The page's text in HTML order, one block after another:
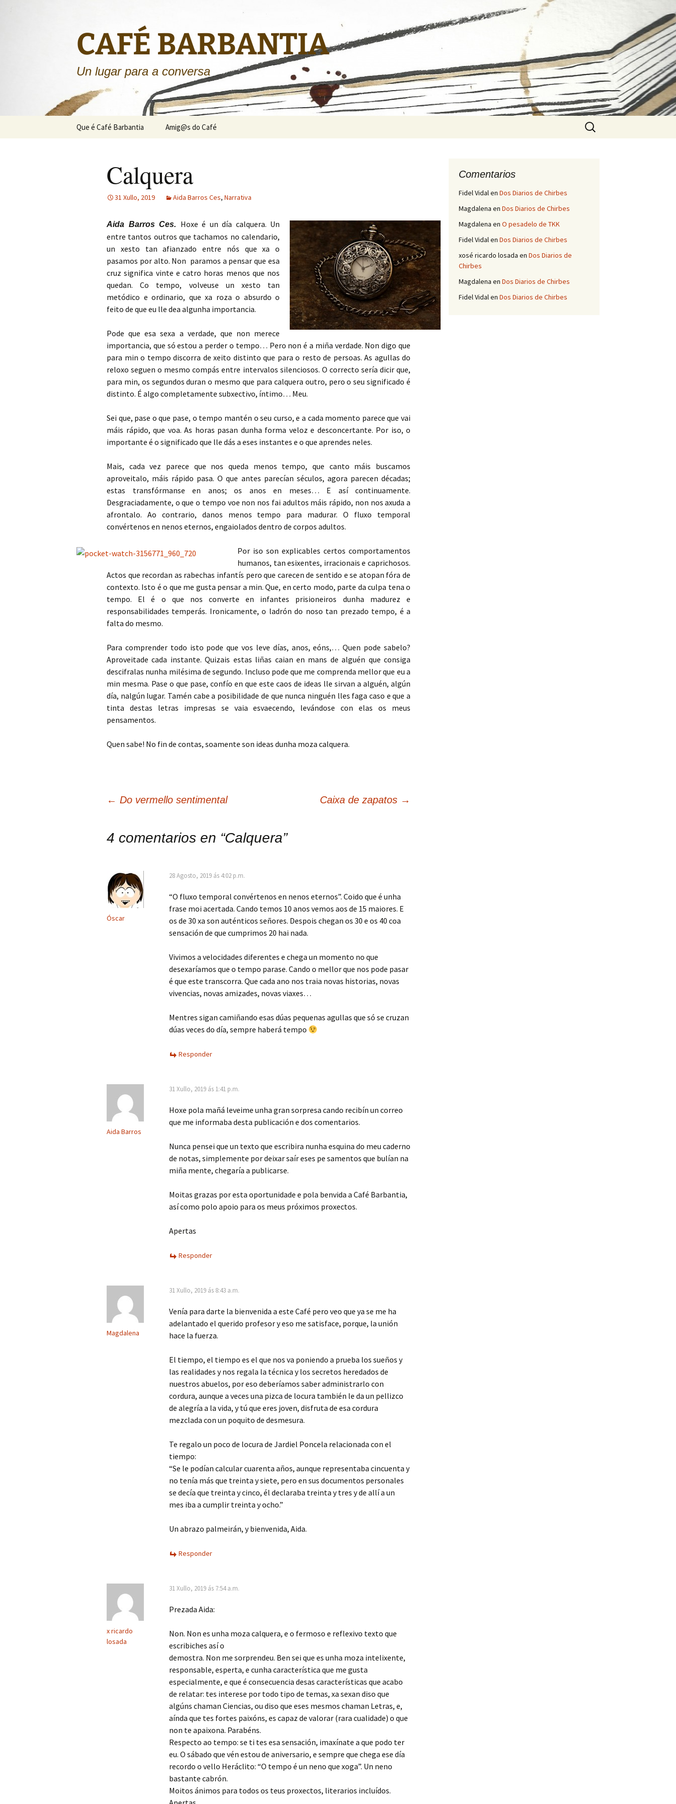
CAFÉ BARBANTIA
Un lugar para a conversa
Que é Café Barbantia Amig@s do Café
Buscar:
Calquera
31 Xullo, 2019 Aida Barros Ces, Narrativa
Aida Barros Ces. Hoxe é un día calquera. Un
entre tantos outros que tachamos no calendario,
un xesto tan afianzado entre nós que xa o
pasamos por alto. Non paramos a pensar que esa
cruz significa vinte e catro horas menos que nos
quedan. Co tempo, volveuse un xesto tan
metódico e ordinario, que xa roza o absurdo o
feito de que eu lle dea algunha importancia.
Pode que esa sexa a verdade, que non merece
importancia, que só estou a perder o tempo… Pero non é a miña verdade. Non digo que
para min o tempo discorra de xeito distinto que para o resto de persoas. As agullas do
reloxo seguen o mesmo compás entre intervalos silenciosos. O correcto sería dicir que,
para min, os segundos duran o mesmo que para calquera outro, pero o seu significado é
distinto. É algo completamente subxectivo, íntimo… Meu.
Sei que, pase o que pase, o tempo mantén o seu curso, e a cada momento parece que vai
máis rápido, que voa. As horas pasan dunha forma veloz e desconcertante. Por iso, o
importante é o significado que lle dás a eses instantes e o que aprendes neles.
Mais, cada vez parece que nos queda menos tempo, que canto máis buscamos
aproveitalo, máis rápido pasa. O que antes parecían séculos, agora parecen décadas;
estas transfórmanse en anos; os anos en meses… E así continuamente.
Desgraciadamente, o que o tempo voe non nos fai adultos máis rápido, non nos axuda a
afrontalo. Ao contrario, danos menos tempo para madurar. O fluxo temporal
convértenos en nenos eternos, engaiolados dentro de corpos adultos.
Por iso son explicables certos comportamentos
humanos, tan esixentes, irracionais e caprichosos.
Actos que recordan as rabechas infantís pero que carecen de sentido e se atopan fóra de
contexto. Isto é o que me gusta pensar a min. Que, en certo modo, parte da culpa tena o
tempo. El é o que nos converte en infantes prisioneiros dunha madurez e
responsabilidades temperás. Ironicamente, o ladrón do noso tan prezado tempo, é a
falta do mesmo.
Para comprender todo isto pode que vos leve días, anos, eóns,… Quen pode sabelo?
Aproveitade cada instante. Quizais estas liñas caian en mans de alguén que consiga
descifralas nunha milésima de segundo. Incluso pode que me comprenda mellor que eu a
min mesma. Pase o que pase, confío en que este caos de ideas lle sirvan a alguén, algún
día, nalgún lugar. Tamén cabe a posibilidade de que nunca ninguén lles faga caso e que a
tinta destas letras impresas se vaia esvaecendo, levándose con elas os meus
pensamentos.
Quen sabe! No fin de contas, soamente son ideas dunha moza calquera.
Navegación
← Do vermello sentimental Caixa de zapatos →
4 comentarios en “Calquera”
Óscar
28 Agosto, 2019 ás 4:02 p.m.
“O fluxo temporal convértenos en nenos eternos”. Coido que é unha
frase moi acertada. Cando temos 10 anos vemos aos de 15 maiores. E
os de 30 xa son auténticos señores. Despois chegan os 30 e os 40 coa
sensación de que cumprimos 20 hai nada.
Vivimos a velocidades diferentes e chega un momento no que
desexaríamos que o tempo parase. Cando o mellor que nos pode pasar
é que este transcorra. Que cada ano nos traia novas historias, novas
vivencias, novas amizades, novas viaxes…
Mentres sigan camiñando esas dúas pequenas agullas que só se cruzan
dúas veces do día, sempre haberá tempo
Responder
Aida Barros
31 Xullo, 2019 ás 1:41 p.m.
Hoxe pola mañá leveime unha gran sorpresa cando recibín un correo
que me informaba desta publicación e dos comentarios.
Nunca pensei que un texto que escribira nunha esquina do meu caderno
de notas, simplemente por deixar saír eses pe samentos que bulían na
miña mente, chegaría a publicarse.
Moitas grazas por esta oportunidade e pola benvida a Café Barbantia,
así como polo apoio para os meus próximos proxectos.
Apertas
Responder
Magdalena
31 Xullo, 2019 ás 8:43 a.m.
Venía para darte la bienvenida a este Café pero veo que ya se me ha
adelantado el querido profesor y eso me satisface, porque, la unión
hace la fuerza.
El tiempo, el tiempo es el que nos va poniendo a prueba los sueños y
las realidades y nos regala la técnica y los secretos heredados de
nuestros abuelos, por eso deberíamos saber administrarlo con
cordura, aunque a veces una pizca de locura también le da un pellizco
de alegría a la vida, y tú que eres joven, disfruta de esa cordura
mezclada con un poquito de desmesura.
Te regalo un poco de locura de Jardiel Poncela relacionada con el
tiempo:
“Se le podían calcular cuarenta años, aunque representaba cincuenta y
no tenía más que treinta y siete, pero en sus documentos personales
se decía que treinta y cinco, él declaraba treinta y tres y de allí a un
mes iba a cumplir treinta y ocho.”
Un abrazo palmeirán, y bienvenida, Aida.
Responder
x ricardo
losada
31 Xullo, 2019 ás 7:54 a.m.
Prezada Aida:
Non. Non es unha moza calquera, e o fermoso e reflexivo texto que
escribiches así o
demostra. Non me sorprendeu. Ben sei que es unha moza intelixente,
responsable, esperta, e cunha característica que me gusta
especialmente, e que é consecuencia desas características que acabo
de relatar: tes interese por todo tipo de temas, xa sexan diso que
algúns chaman Ciencias, ou diso que eses mesmos chaman Letras, e,
aínda que tes fortes paixóns, es capaz de valorar (rara cualidade) o que
non te apaixona. Parabéns.
Respecto ao tempo: se ti tes esa sensación, imaxínate a que podo ter
eu. O sábado que vén estou de aniversario, e sempre que chega ese día
recordo o vello Heráclito: “O tempo é un neno que xoga”. Un neno
bastante cabrón.
Moitos ánimos para todos os teus proxectos, literarios incluídos.
Comentarios
Fidel Vidalen Dos Diarios de Chirbes
Magdalena en Dos Diarios de Chirbes
Magdalena en O pesadelo de TKK
Fidel Vidalen Dos Diarios de Chirbes
xosé ricardo losada en Dos Diarios de
Chirbes
Magdalena en Dos Diarios de Chirbes
Fidel Vidalen Dos Diarios de Chirbes